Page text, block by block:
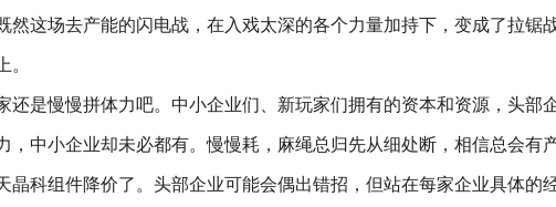
然这场去产能的闪电战，在入戏太深的各个力量加持下，变成了拉
。
还是慢慢拼体力吧。中小企业们、新玩家们拥有的资本和资源，头
，中小企业却未必都有。慢慢耗，麻绳总归先从细处断，相信总会有
晶科组件降价了。头部企业可能会偶出错招，但站在每家企业具体